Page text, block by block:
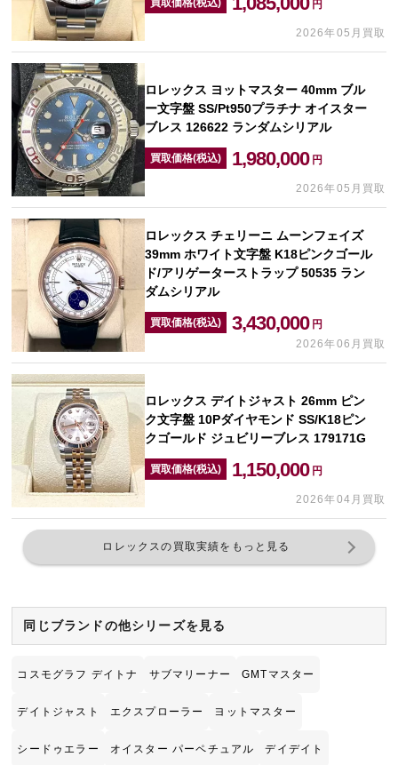
円
2026年05月買取
ロレックス ヨットマスター 40mm ブル
ー文字盤 SS/Pt950プラチナ オイスター
ブレス 126622 ランダムシリアル
買取価格(税込) 1,980,000 円
2026年05月買取
ロレックス チェリーニ ムーンフェイズ
39mm ホワイト文字盤 K18ピンクゴール
ド/アリゲーターストラップ 50535 ラン
ダムシリアル
買取価格(税込) 3,430,000 円
2026年06月買取
ロレックス デイトジャスト 26mm ピン
ク文字盤 10Pダイヤモンド SS/K18ピン
クゴールド ジュビリーブレス 179171G
買取価格(税込) 1,150,000 円
2026年04月買取
ロレックスの買取実績をもっと見る
同じブランドの他シリーズを見る
コスモグラフ デイトナ サブマリーナー GMTマスター
デイトジャスト エクスプローラー ヨットマスター
シードゥエラー オイスター パーペチュアル デイデイト